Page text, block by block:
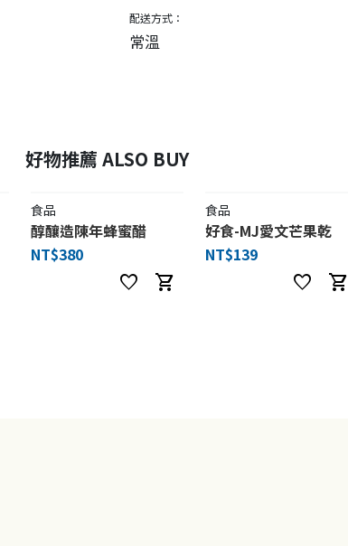
配送方式：
常溫
好物推薦 ALSO BUY
食品
醇釀造陳年蜂蜜醋
NT$380
favorite shopping_cart
食品
好食-MJ愛文芒果乾
NT$139
favorite shopping_cart